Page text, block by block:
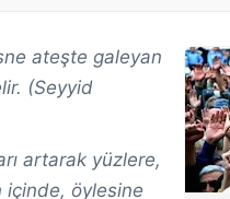
ateşte galeyan
(Seyyid
artarak yüzlere,
içinde, öylesine